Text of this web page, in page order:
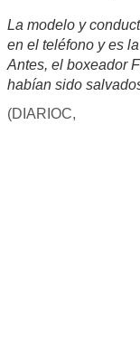
La modelo y
en el teléfono y es
Antes, el boxeador
habían sido
(DIARIOC,